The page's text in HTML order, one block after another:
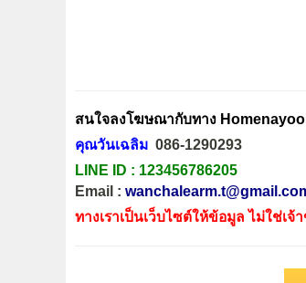
สนใจลงโฆษณากับทาง
คุณวันเฉลิม 086-1290293
LINE ID : 123456786205
Email :
ทางเราเป็นเว็บไซต์ให้ข้อมูล ไม่ใช่เจ้